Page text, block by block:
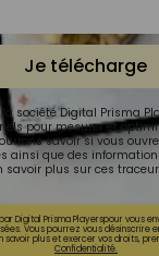
Je télécharge
société Digital Prisma
pour mesurer et
savoir si vous
ainsi que des
savoir plus sur ces
Digital Prisma Playerspour vous
Vous pourrez vous désinscrire
savoir plus et exercer vos droits,
Confidentialité.